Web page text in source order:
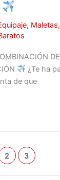
, Maletas,
¿Te ha
de que
2 3